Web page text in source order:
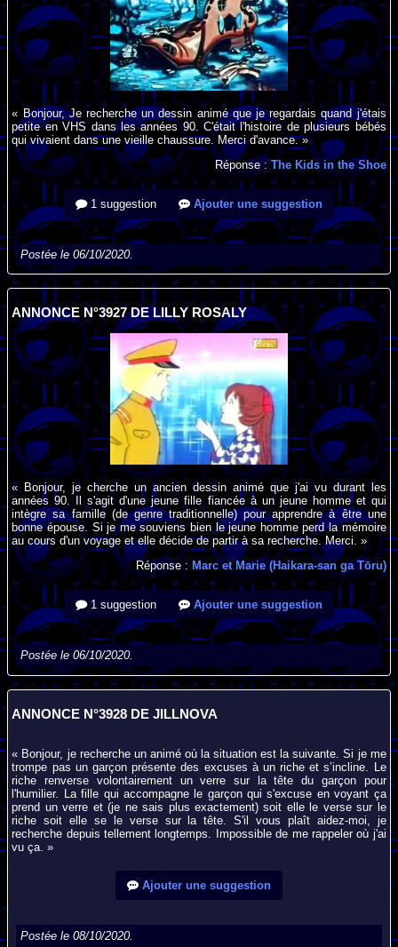
« Bonjour, Je recherche un dessin animé que je regardais quand j'étais
petite en VHS dans les années 90. C'était l'histoire de plusieurs bébés
qui vivaient dans une vieille chaussure. Merci d'avance. »
Réponse : The Kids in the Shoe
1 suggestion Ajouter une suggestion
Postée le 06/10/2020.
ANNONCE N°3927 DE LILLY ROSALY
« Bonjour, je cherche un ancien dessin animé que j'ai vu durant les
années 90. Il s'agit d'une jeune fille fiancée à un jeune homme et qui
intègre sa famille (de genre traditionnelle) pour apprendre à être une
bonne épouse. Si je me souviens bien le jeune homme perd la mémoire
au cours d'un voyage et elle décide de partir à sa recherche. Merci. »
Réponse : Marc et Marie (Haikara-san ga Tōru)
1 suggestion Ajouter une suggestion
Postée le 06/10/2020.
ANNONCE N°3928 DE JILLNOVA
« Bonjour, je recherche un animé où la situation est la suivante. Si je me
trompe pas un garçon présente des excuses à un riche et s’incline. Le
riche renverse volontairement un verre sur la tête du garçon pour
l'humilier. La fille qui accompagne le garçon qui s'excuse en voyant ça
prend un verre et (je ne sais plus exactement) soit elle le verse sur le
riche soit elle se le verse sur la tête. S'il vous plaît aidez-moi, je
recherche depuis tellement longtemps. Impossible de me rappeler où j'ai
vu ça. »
Ajouter une suggestion
Postée le 08/10/2020.